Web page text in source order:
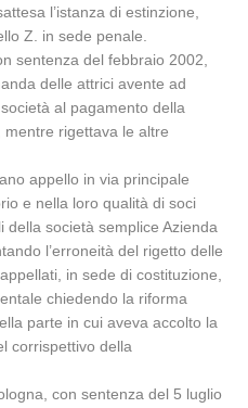
l’istanza di estinzione,
Z. in sede penale.
sentenza del febbraio 2002,
delle attrici avente ad
al pagamento della
rigettava le altre
appello in via principale
e nella loro qualità di soci
della società semplice Azienda
l’erroneità del rigetto delle
in sede di costituzione,
chiedendo la riforma
parte in cui aveva accolto la
corrispettivo della
con sentenza del 5 luglio